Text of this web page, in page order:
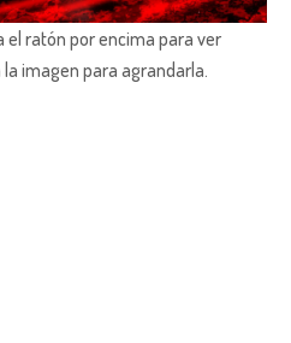
el ratón por encima para ver
la imagen para agrandarla.